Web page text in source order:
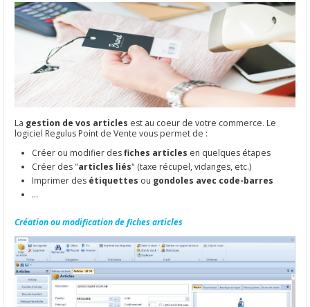
La gestion de vos articles est au coeur de votre commerce. Le
logiciel Regulus Point de Vente vous permet de :
Créer ou modifier desfiches articles en quelques étapes
Créer des "articles liés" (taxe récupel, vidanges, etc.)
Imprimer des étiquettes ou gondoles avec code-barres
...
Création ou modification de fiches articles